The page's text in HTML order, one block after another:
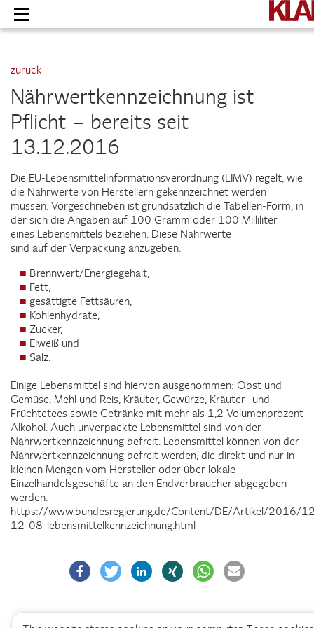
Zum
Inhalt
springen
zurück
Nährwertkennzeichnung ist
Pflicht – bereits seit
13.12.2016
Die EU-Lebensmittelinformationsverordnung (LIMV) regelt, wie
die Nährwerte von Herstellern gekennzeichnet werden
müssen. Vorgeschrieben ist grundsätzlich die Tabellen-Form, in
der sich die Angaben auf 100 Gramm oder 100 Milliliter
eines Lebensmittels beziehen. Diese Nährwerte
sind auf der Verpackung anzugeben:
Brennwert/Energiegehalt,
Fett,
gesättigte Fettsäuren,
Kohlenhydrate,
Zucker,
Eiweiß und
Salz.
Einige Lebensmittel sind hiervon ausgenommen: Obst und
Gemüse, Mehl und Reis, Kräuter, Gewürze, Kräuter- und
Früchtetees sowie Getränke mit mehr als 1,2 Volumenprozent
Alkohol. Auch unverpackte Lebensmittel sind von der
Nährwertkennzeichnung befreit. Lebensmittel können von der
Nährwertkennzeichnung befreit werden, die direkt und nur in
kleinen Mengen vom Hersteller oder über lokale
Einzelhandelsgeschäfte an den Endverbraucher abgegeben
werden.
https://www.bundesregierung.de/Content/DE/Artikel/2016/
12-08-lebensmittelkennzeichnung.html